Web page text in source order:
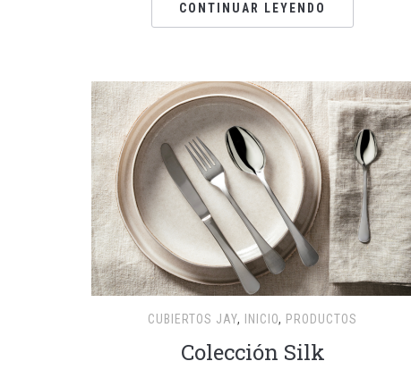
CONTINUAR LEYENDO
CUBIERTOS JAY, INICIO, PRODUCTOS
Colección Silk